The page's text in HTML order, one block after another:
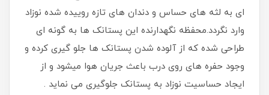
ای به لثه های حساس و دندان های تازه روییده شده نوزاد
وارد نگردد.محفظه نگهدارنده این پستانک ها به گونه ای
طراحی شده که از آلوده شدن پستانک ها جلو گیری کرده و
وجود حفره های روی درب باعث جریان هوا میشود و از
ایجاد حساسیت نوزاد به پستانک جلوگیری می نماید .